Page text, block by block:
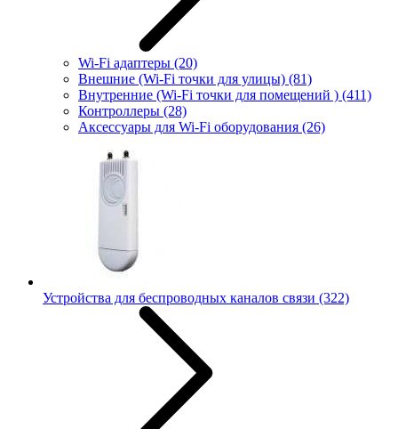
Wi-Fi адаптеры (20)
Внешние (Wi-Fi точки для улицы) (81)
Внутренние (Wi-Fi точки для помещений ) (411)
Контроллеры (28)
Аксессуары для Wi-Fi оборудования (26)
Устройства для беспроводных каналов связи (322)